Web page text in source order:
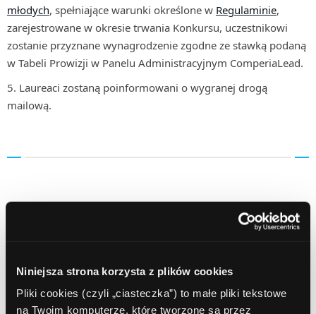
Niniejsza strona korzysta z plików cookies
Pliki cookies (czyli „ciasteczka”) to małe pliki tekstowe
na Twoim komputerze, które tworzone są przez
młodych, spełniające warunki określone w Regulaminie,
zarejestrowane w okresie trwania Konkursu, uczestnikowi
zostanie przyznane wynagrodzenie zgodne ze stawką podaną
w Tabeli Prowizji w Panelu Administracyjnym ComperiaLead.
Laureaci zostaną poinformowani o wygranej drogą
mailową.
Posted in:
ComperiaLead
ComperiaLead konkurs
konkurs
Konkurs ComperiaLead
konto osobiste
nagrody pieniężne
program partnerski
sieć afiliacyjna